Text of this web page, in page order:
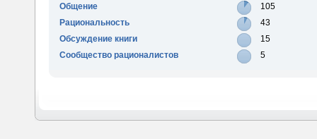
Общение
105
Рациональность
43
Обсуждение книги
15
Сообщество рационалистов
5